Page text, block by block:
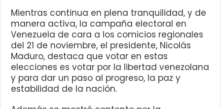
Mientras continua en plena tranquilidad, y de
manera activa, la campaña electoral en
Venezuela de cara a los comicios regionales
del 21 de noviembre, el presidente, Nicolás
Maduro, destaca que votar en estas
elecciones es votar por la libertad venezolana
y para dar un paso al progreso, la paz y
estabilidad de la nación.